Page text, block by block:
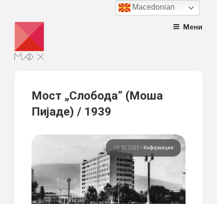
content
Мени
Мост „Слобода” (Моша
Пијаде) / 1939
10.02.2025 • Информации
Macedonian